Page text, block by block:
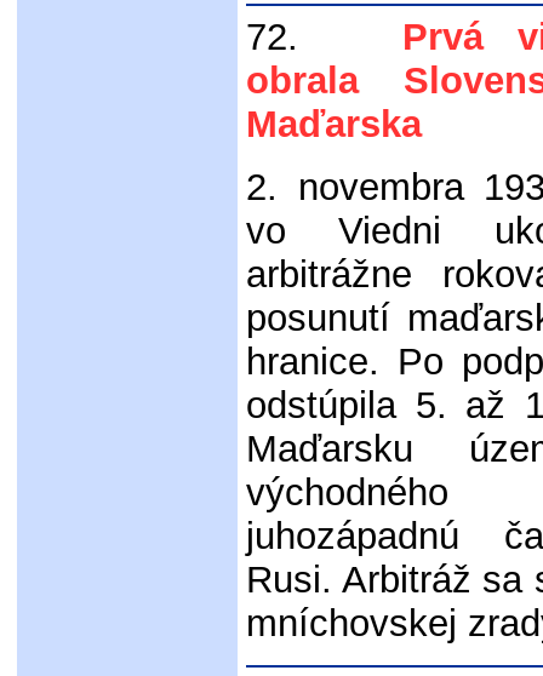
72.
Prvá
obrala
Maďarska
2. novembra
vo Viedni
arbitrážne
posunutí
hranice. Po
odstúpila 5. až
Maďarsku
juhozápadnú
Rusi. Arbitráž sa
mníchovskej